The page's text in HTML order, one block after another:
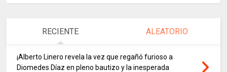
RECIENTE ALEATORIO
¡Alberto Linero revela la vez que regañó furioso a
Diomedes Díaz en pleno bautizo y la inesperada